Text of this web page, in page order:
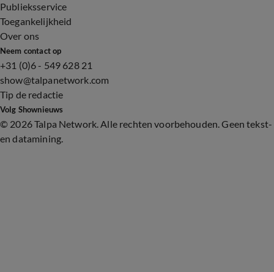
Publieksservice
Toegankelijkheid
Over ons
Neem contact op
+31 (0)6 - 549 628 21
show@talpanetwork.com
Tip de redactie
Volg Shownieuws
© 2026 Talpa Network. Alle rechten voorbehouden. Geen tekst-
en datamining.